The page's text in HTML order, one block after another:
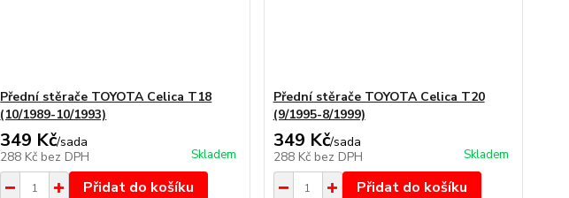
Přední stěrače TOYOTA Celica T18
(10/1989-10/1993)
349 Kč/sada
288 Kč bez DPH Skladem
Přidat do košíku
Přední stěrače TOYOTA Celica T20
(9/1995-8/1999)
349 Kč/sada
288 Kč bez DPH Skladem
Přidat do košíku